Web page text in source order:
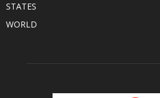
STATES
WORLD